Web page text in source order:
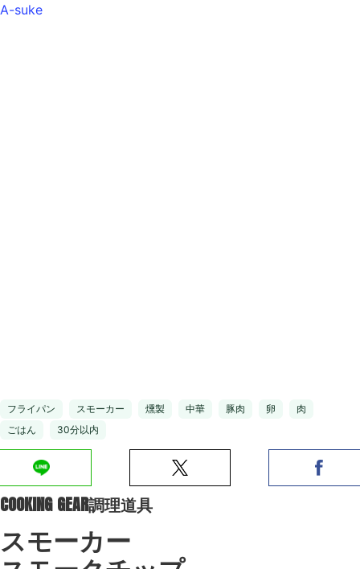
A-suke
フライパン スモーカー 燻製 中華 豚肉 卵
肉
ごはん
30分以内
COOKING GEAR調理道具
スモーカー